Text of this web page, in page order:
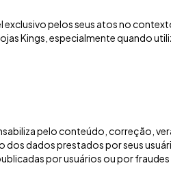
exclusivo pelos seus atos no
Kings, especialmente quando
pelo conteúdo, correção,
dados prestados por seus
por usuários ou por